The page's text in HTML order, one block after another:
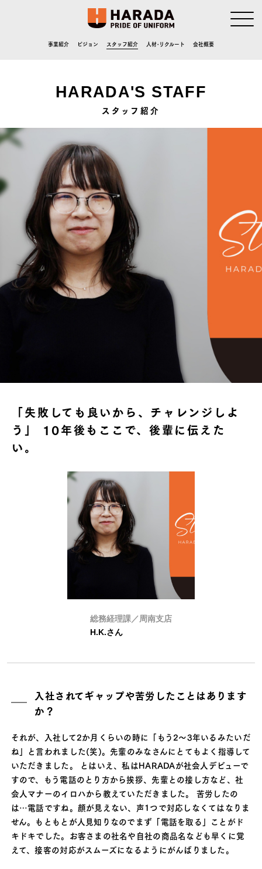
事業紹介 ビジョン スタッフ紹介 人材･リクルート 会社概要
HARADA'S STAFF
スタッフ紹介
「失敗しても良いから、チャレンジしよ
う」 10年後もここで、後輩に伝えた
い。
総務経理課／周南支店
H.K.さん
入社されてギャップや苦労したことはあります
か？
それが、入社して2か月くらいの時に「もう2〜3年いるみたいだ
ね」と言われました(笑)。先輩のみなさんにとてもよく指導して
いただきました。 とはいえ、私はHARADAが社会人デビューで
すので、もう電話のとり方から挨拶、先輩との接し方など、社
会人マナーのイロハから教えていただきました。 苦労したの
は…電話ですね。顔が見えない、声1つで対応しなくてはなりま
せん。もともとが人見知りなのでまず「電話を取る」ことがド
キドキでした。お客さまの社名や自社の商品名なども早くに覚
えて、接客の対応がスムーズになるようにがんばりました。